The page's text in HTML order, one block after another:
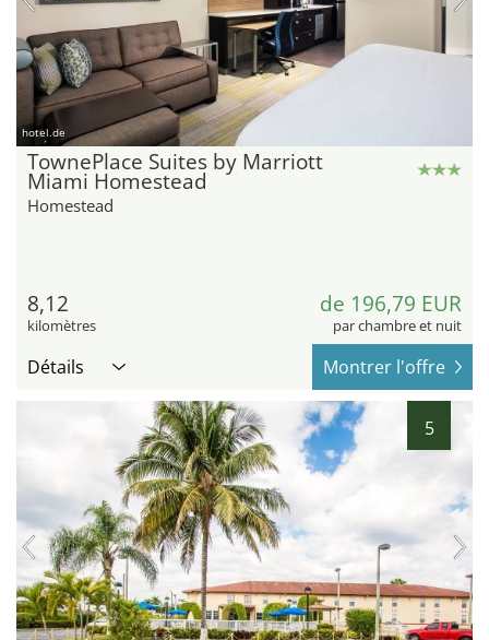
hotel.de
TownePlace Suites by Marriott
Miami Homestead
Homestead
8,12
kilomètres
de 196,79 EUR
par chambre et nuit
Détails Montrer l'offre
5